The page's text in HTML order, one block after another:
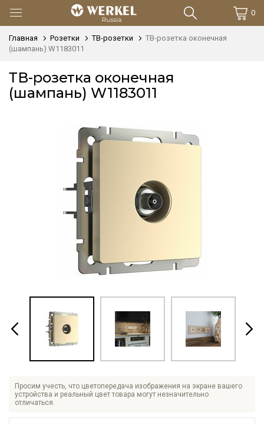
0
Главная Розетки ТВ-розетки
ТВ-розетка оконечная
(шампань) W1183011
ТВ-розетка оконечная
(шампань) W1183011
Просим учесть, что цветопередача изображения на экране вашего
устройства и реальный цвет товара могут незначительно
отличаться.